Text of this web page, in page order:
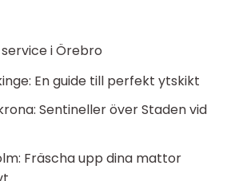
i Örebro
En guide till perfekt ytskikt
Sentineller över Staden vid
Fräscha upp dina mattor